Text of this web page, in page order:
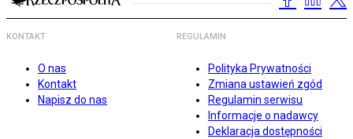
KONTAKT
O nas
Kontakt
Napisz do nas
REGULAMIN
Polityka Prywatności
Zmiana ustawień zgód
Regulamin serwisu
Informacje o nadawcy
Deklaracja dostępności